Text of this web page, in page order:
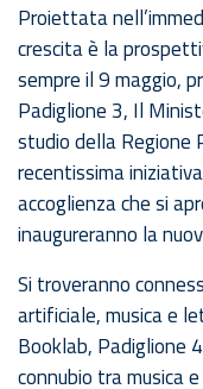
Proiettata
crescita è la
sempre il 9 maggio,
Padiglione 3, Il
studio della Regione
recentissima
accoglienza che si
inaugureranno la
Si troveranno
artificiale, musica e
Booklab, Padiglione
connubio tra musica